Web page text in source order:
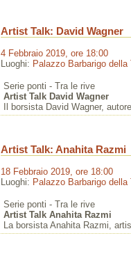
Artist Talk: David Wagner
4 Febbraio 2019, ore 18:00
Luoghi: Palazzo Barbarigo della
Serie ponti - Tra le rive
Artist Talk David Wagner
Il borsista David Wagner,
Artist Talk: Anahita Razmi
18 Febbraio 2019, ore 18:00
Luoghi: Palazzo Barbarigo della
Serie ponti - Tra le rive
Artist Talk Anahita Razmi
La borsista Anahita Razmi,